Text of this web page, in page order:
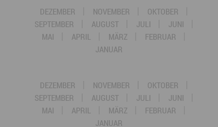
DEZEMBER NOVEMBER
OKTOBER
SEPTEMBER
AUGUST JULI
JUNI
MAI
APRIL MÄRZ
FEBRUAR
JANUAR
DEZEMBER NOVEMBER
OKTOBER
SEPTEMBER
AUGUST JULI
JUNI
MAI
APRIL MÄRZ
FEBRUAR
JANUAR